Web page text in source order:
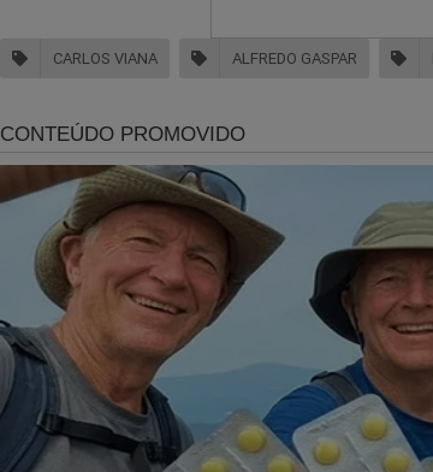
CARLOS VIANA ALFREDO GASPAR